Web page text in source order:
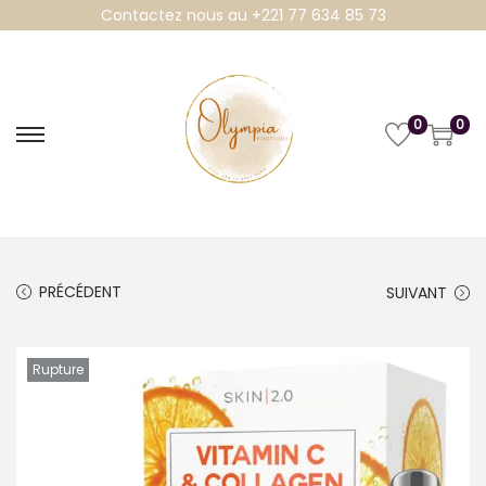
Contactez nous au +221 77 634 85 73
a
a
a
v
a
c
n
t
0 0
PRÉCÉDENT SUIVANT
Rupture